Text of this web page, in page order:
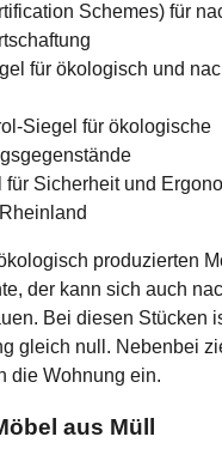
Schemes) für
für ökologisch und
Siegel für ökologische
für Sicherheit und
produzierten
der kann sich auch
Bei diesen Stücken
gleich null. Nebenbei
die Wohnung ein.
aus Müll